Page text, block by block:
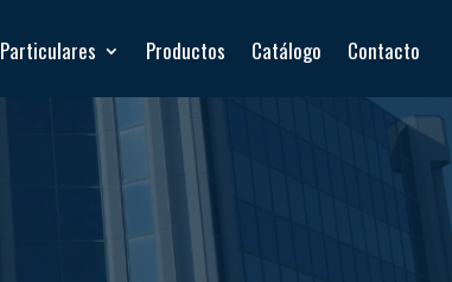
Particulares Productos Catálogo Contacto